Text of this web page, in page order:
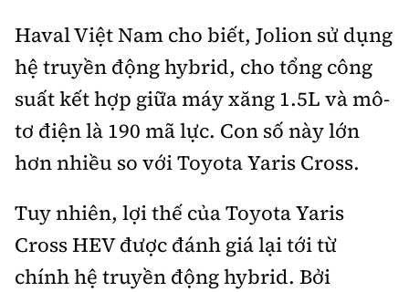
Haval Việt Nam cho biết, Jolion sử dụng
hệ truyền động hybrid, cho tổng công
suất kết hợp giữa máy xăng 1.5L và mô-
tơ điện là 190 mã lực. Con số này lớn
hơn nhiều so với Toyota Yaris Cross.
Tuy nhiên, lợi thế của Toyota Yaris
Cross HEV được đánh giá lại tới từ
chính hệ truyền động hybrid. Bởi